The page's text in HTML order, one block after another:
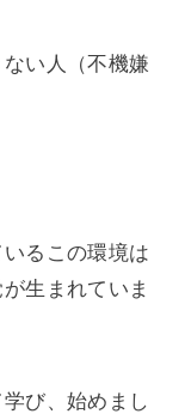
い人（不機嫌
るこの環境は
生まれていま
び、始めまし